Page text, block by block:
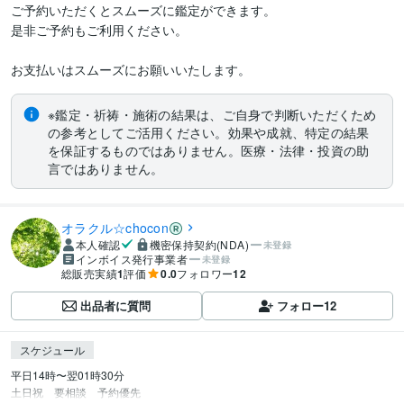
ご予約いただくとスムーズに鑑定ができます。
是非ご予約もご利用ください。
お支払いはスムーズにお願いいたします。
※鑑定・祈祷・施術の結果は、ご自身で判断いただくため
の参考としてご活用ください。効果や成就、特定の結果
を保証するものではありません。医療・法律・投資の助
言ではありません。
オラクル☆chocon
本人確認 機密保持契約(NDA) 未登録
インボイス発行事業者 未登録
総販売実績1評価 0.0フォロワー12
出品者に質問 フォロー12
スケジュール
平日14時〜翌01時30分
土日祝　要相談　予約優先